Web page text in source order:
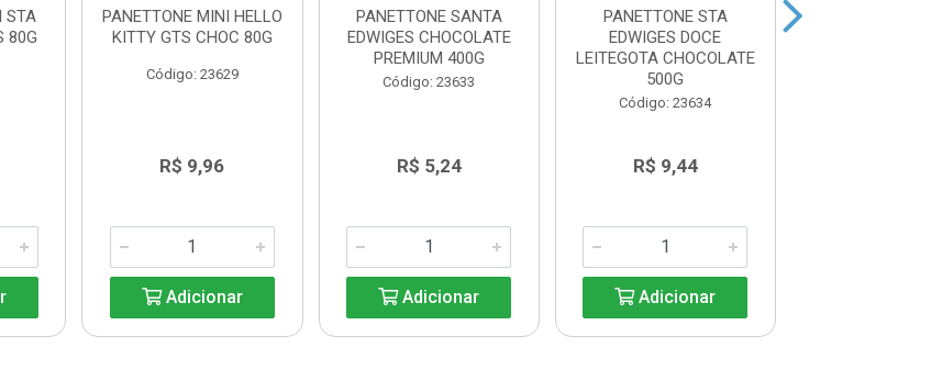
STA
80G
PANETTONE MINI HELLO
KITTY GTS CHOC 80G
Código: 23629
R$ 9,96
Adicionar
PANETTONE SANTA
EDWIGES CHOCOLATE
PREMIUM 400G
Código: 23633
R$ 5,24
Adicionar
PANETTONE STA
EDWIGES DOCE
LEITEGOTA CHOCOLATE
500G
Código: 23634
R$ 9,44
Adicionar